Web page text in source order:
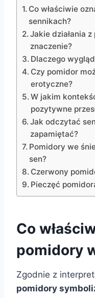
Co właściwie
sennikach?
Jakie działania
znaczenie?
Dlaczego
Czy pomidor
erotyczne?
W jakim
pozytywne
Jak odczytać
zapamiętać?
Pomidory we
sen?
Czerwony
Pieczęć
Co
pomidory
Zgodnie z
pomidory